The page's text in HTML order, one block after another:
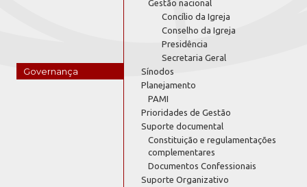
Governança
Gestão nacional
Concílio da Igreja
Conselho da Igreja
Presidência
Secretaria Geral
Sínodos
Planejamento
PAMI
Prioridades de Gestão
Suporte documental
Constituição e regulamentações
complementares
Documentos Confessionais
Suporte Organizativo